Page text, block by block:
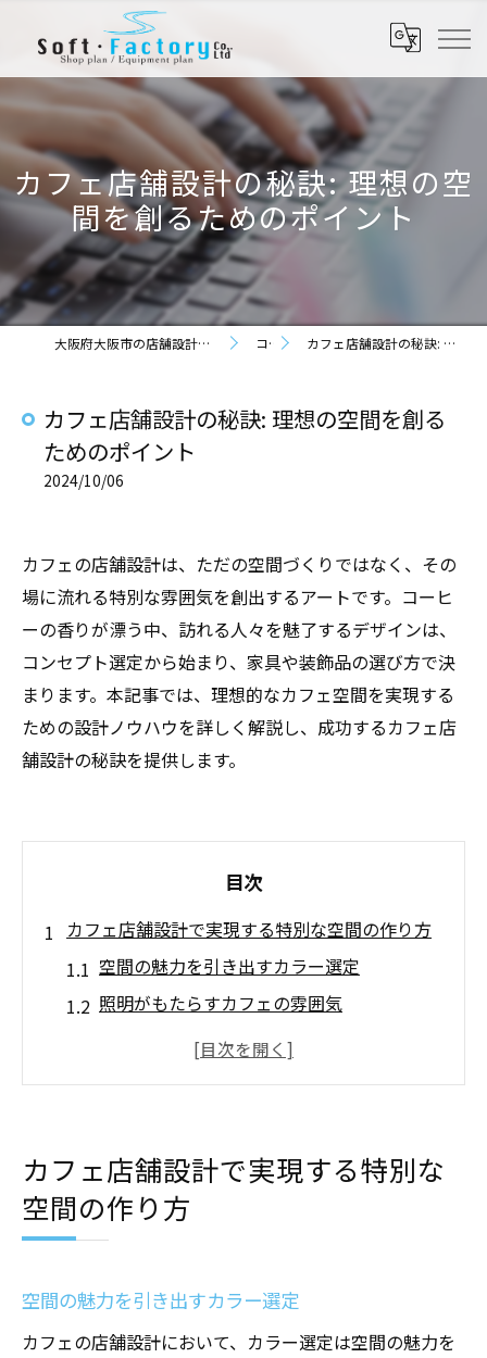
カフェ店舗設計の秘訣: 理想の空
間を創るためのポイント
大阪府大阪市の店舗設計なら株式会社ソフト・ファクトリー コラム カフェ店舗設計の秘訣: 理想の空間を創るためのポイント
カフェ店舗設計の秘訣: 理想の空間を創る
ためのポイント
2024/10/06
カフェの店舗設計は、ただの空間づくりではなく、その
場に流れる特別な雰囲気を創出するアートです。コーヒ
ーの香りが漂う中、訪れる人々を魅了するデザインは、
コンセプト選定から始まり、家具や装飾品の選び方で決
まります。本記事では、理想的なカフェ空間を実現する
ための設計ノウハウを詳しく解説し、成功するカフェ店
舗設計の秘訣を提供します。
目次
カフェ店舗設計で実現する特別な空間の作り方
空間の魅力を引き出すカラー選定
照明がもたらすカフェの雰囲気
音響設計で演出するカフェ体験
アクセントウォールで個性を演出
カフェ店舗設計の第一歩:コンセプト選定の重要
性
ターゲット顧客に合わせたテーマ設定
コンセプトを引き立てるデザイン要素
カフェ店舗設計で実現する特別な
空間の作り方
空間の魅力を引き出すカラー選定
カフェの店舗設計において、カラー選定は空間の魅力を